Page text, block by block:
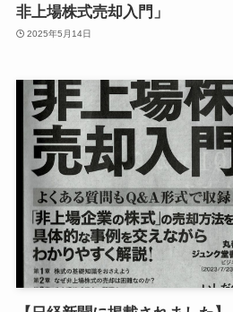
非上場株式売却入門」
2025年5月14日